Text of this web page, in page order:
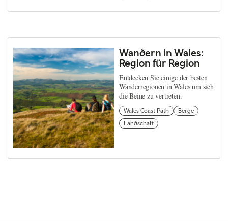
Wandern in Wales:
Region für Region
Entdecken Sie einige der besten
Wanderregionen in Wales um sich
die Beine zu vertreten.
Wales Coast Path
Berge
Landschaft